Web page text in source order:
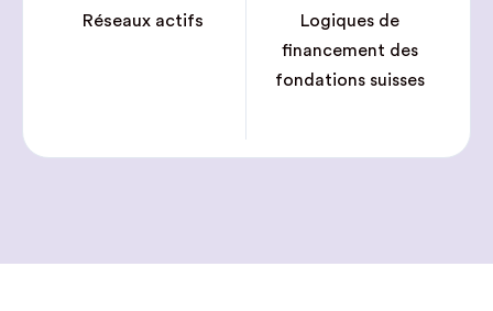
Réseaux actifs
Logiques de
financement des
fondations suisses